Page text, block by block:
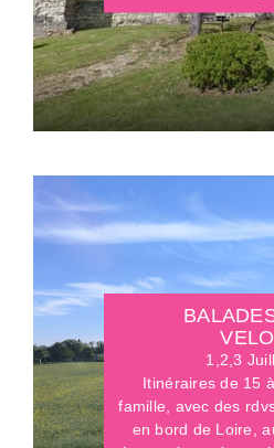
VELO
1,2,3
Itinéraires de 15
famille, avec des
en bord de Loire,